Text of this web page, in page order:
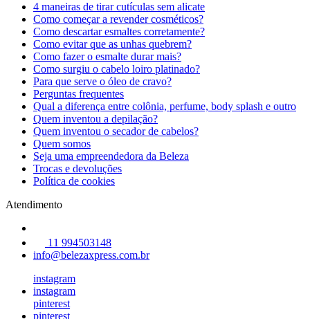
4 maneiras de tirar cutículas sem alicate
Como começar a revender cosméticos?
Como descartar esmaltes corretamente?
Como evitar que as unhas quebrem?
Como fazer o esmalte durar mais?
Como surgiu o cabelo loiro platinado?
Para que serve o óleo de cravo?
Perguntas frequentes
Qual a diferença entre colônia, perfume, body splash e outro
Quem inventou a depilação?
Quem inventou o secador de cabelos?
Quem somos
Seja uma empreendedora da Beleza
Trocas e devoluções
Política de cookies
Atendimento
11 994503148
info@belezaxpress.com.br
instagram
instagram
pinterest
pinterest